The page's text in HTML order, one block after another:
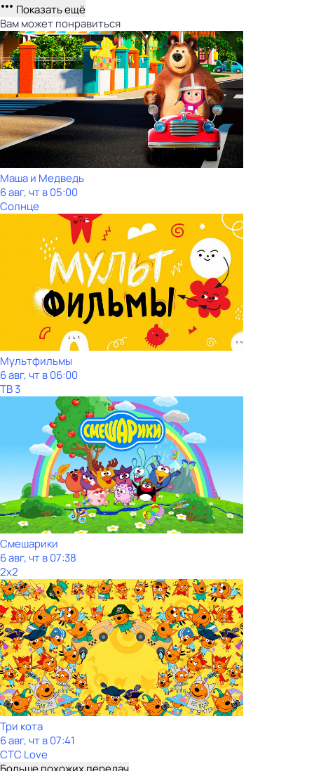
Показать ещё
Вам может понравиться
Маша и Медведь
6 авг, чт в 05:00
Солнце
Мультфильмы
6 авг, чт в 06:00
ТВ 3
Смешарики
6 авг, чт в 07:38
2x2
Три кота
6 авг, чт в 07:41
СТС Love